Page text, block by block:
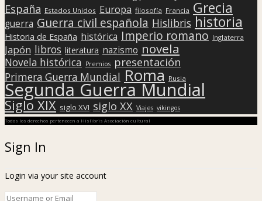
España Estados Unidos Europa filosofía Francia Grecia
guerra Guerra civil española Hislibris historia
Historia de España histórica Imperio romano Inglaterra
Japón libros literatura nazismo novela
Novela histórica Premios presentación
Primera Guerra Mundial Roma Rusia
Segunda Guerra Mundial
Siglo XIX siglo XVI siglo XX Viajes vikingos
Todos los derechos pertenecen a Hislibris Asociación cultural
Sign In
Login via your site account